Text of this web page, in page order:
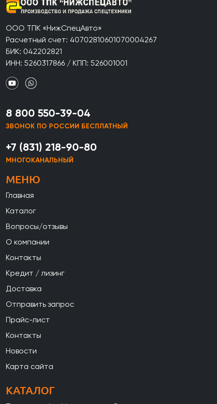
ООО ТПК «НижСпецАвто»
Расчетный счет: 40702810601070004267
БИК: 042202821
ИНН: 5260317866 / КПП: 526001001
8 800 550-39-04
ЗВОНОК ПО РОССИИ БЕСПЛАТНЫЙ
+7 (831) 218-90-80
МНОГОКАНАЛЬНЫЙ
МЕНЮ
Главная
Каталог
Вопросы/отзывы
О компании
Контакты
Кредит / лизинг
Доставка
Отправить запрос
Прайс-лист
Контакты
Новости
Карта сайта
КАТАЛОГ